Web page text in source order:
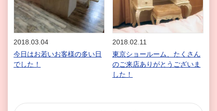
2018.03.04
今日はお若いお客様の多い日
でした！
2018.02.11
東京ショールーム、たくさん
のご来店ありがとうございま
した！